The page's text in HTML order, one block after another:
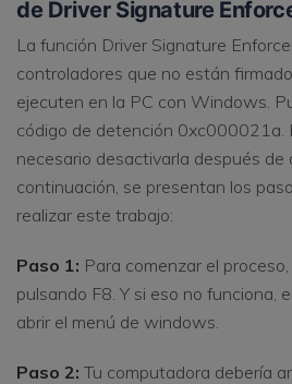
de Driver Signature
La función Driver Signature
controladores que no están
ejecuten en la PC con Windows.
código de detención 0xc000021a.
necesario desactivarla después de
continuación, se presentan los
realizar este trabajo:
Paso 1: Para comenzar el
pulsando F8. Y si eso no funciona,
abrir el menú de windows.
Paso 2: Tu computadora debería